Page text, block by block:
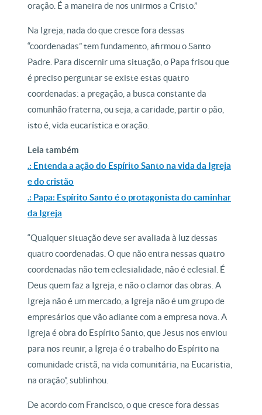
oração. É a maneira de nos unirmos a Cristo.”
Na Igreja, nada do que cresce fora dessas
“coordenadas” tem fundamento, afirmou o Santo
Padre. Para discernir uma situação, o Papa frisou que
é preciso perguntar se existe estas quatro
coordenadas: a pregação, a busca constante da
comunhão fraterna, ou seja, a caridade, partir o pão,
isto é, vida eucarística e oração.
Leia também
.: Entenda a ação do Espírito Santo na vida da Igreja
e do cristão
.: Papa: Espírito Santo é o protagonista do caminhar
da Igreja
“Qualquer situação deve ser avaliada à luz dessas
quatro coordenadas. O que não entra nessas quatro
coordenadas não tem eclesialidade, não é eclesial. É
Deus quem faz a Igreja, e não o clamor das obras. A
Igreja não é um mercado, a Igreja não é um grupo de
empresários que vão adiante com a empresa nova. A
Igreja é obra do Espírito Santo, que Jesus nos enviou
para nos reunir, a Igreja é o trabalho do Espírito na
comunidade cristã, na vida comunitária, na Eucaristia,
na oração”, sublinhou.
De acordo com Francisco, o que cresce fora dessas